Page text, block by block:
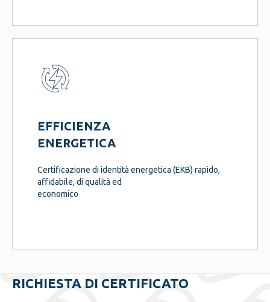
EFFICIENZA
ENERGETICA
Certificazione di identità energetica (EKB) rapido,
affidabile, di qualità ed
economico
RICHIESTA DI CERTIFICATO